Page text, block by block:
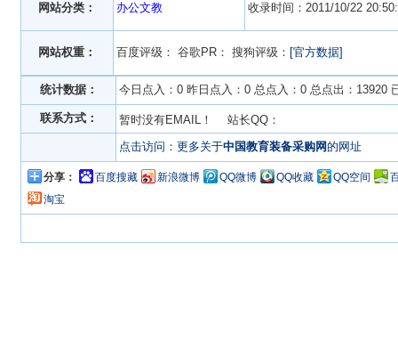
网站分类： 办公文教 收录时间：2011/10/22
网站权重： 百度评级： 谷歌PR： 搜狗评级： [官方数据]
统计数据： 今日点入：0 昨日点入：0 总点入：0 总点出：13920
联系方式：
暂时没有EMAIL！ 站长QQ：
点击访问：更多关于中国教育装备采购网的网址
分享： 百度搜藏 新浪微博 QQ微博 QQ收藏 QQ空间
淘宝